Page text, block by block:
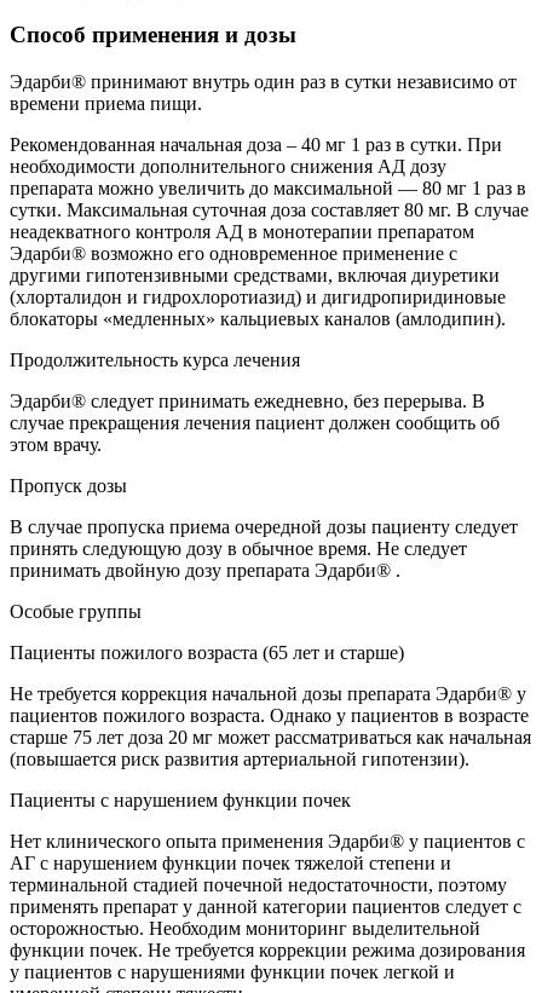
Способ применения и дозы
Эдарби® принимают внутрь один раз в сутки независимо от
времени приема пищи.
Рекомендованная начальная доза – 40 мг 1 раз в сутки. При
необходимости дополнительного снижения АД дозу
препарата можно увеличить до максимальной — 80 мг 1 раз в
сутки. Максимальная суточная доза составляет 80 мг. В случае
неадекватного контроля АД в монотерапии препаратом
Эдарби® возможно его одновременное применение с
другими гипотензивными средствами, включая диуретики
(хлорталидон и гидрохлоротиазид) и дигидропиридиновые
блокаторы «медленных» кальциевых каналов (амлодипин).
Продолжительность курса лечения
Эдарби® следует принимать ежедневно, без перерыва. В
случае прекращения лечения пациент должен сообщить об
этом врачу.
Пропуск дозы
В случае пропуска приема очередной дозы пациенту следует
принять следующую дозу в обычное время. Не следует
принимать двойную дозу препарата Эдарби® .
Особые группы
Пациенты пожилого возраста (65 лет и старше)
Не требуется коррекция начальной дозы препарата Эдарби® у
пациентов пожилого возраста. Однако у пациентов в возрасте
старше 75 лет доза 20 мг может рассматриваться как начальная
(повышается риск развития артериальной гипотензии).
Пациенты с нарушением функции почек
Нет клинического опыта применения Эдарби® у пациентов с
АГ с нарушением функции почек тяжелой степени и
терминальной стадией почечной недостаточности, поэтому
применять препарат у данной категории пациентов следует с
осторожностью. Необходим мониторинг выделительной
функции почек. Не требуется коррекции режима дозирования
у пациентов с нарушениями функции почек легкой и